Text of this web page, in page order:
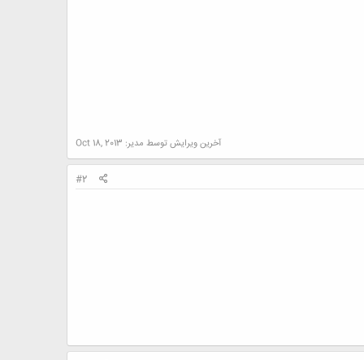
آخرین ویرایش توسط مدیر: Oct 18, 2013
#2